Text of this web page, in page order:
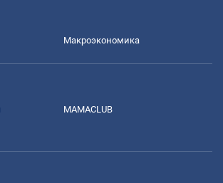
Mакроэкономика
MAMACLUB